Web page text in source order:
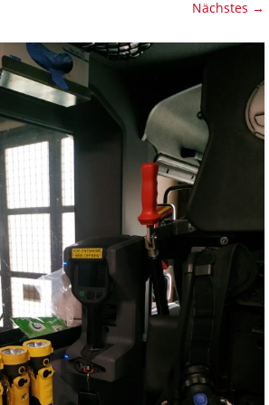
Nächstes →